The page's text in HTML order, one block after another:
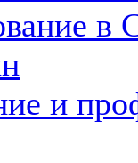
в
и